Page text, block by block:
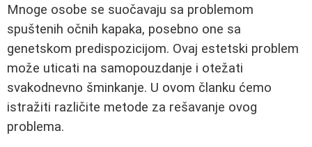
Mnoge osobe se suočavaju sa problemom
spuštenih očnih kapaka, posebno one sa
genetskom predispozicijom. Ovaj estetski problem
može uticati na samopouzdanje i otežati
svakodnevno šminkanje. U ovom članku ćemo
istražiti različite metode za rešavanje ovog
problema.